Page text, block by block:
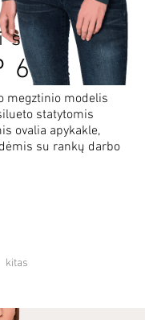
megztinio modelis
statytomis
ovalia apykakle,
su rankų darbo
kitas